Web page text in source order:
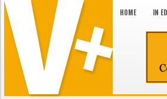
HOME IN